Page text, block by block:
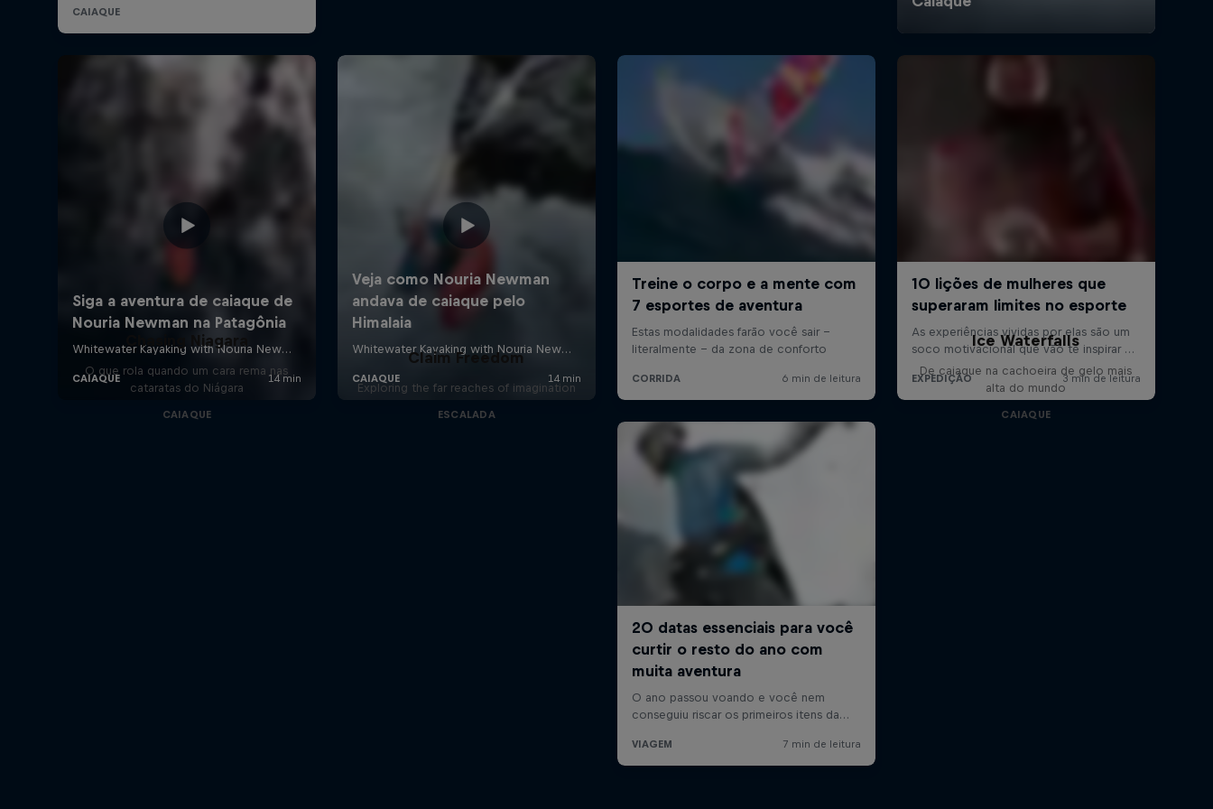
Chasing Niagara
O que rola quando um cara rema nas
cataratas do Niágara
CAIAQUE
Claim Freedom
Exploring the far reaches of imagination
ESCALADA
Ice Waterfalls
De caiaque na cachoeira de gelo mais
alta do mundo
CAIAQUE